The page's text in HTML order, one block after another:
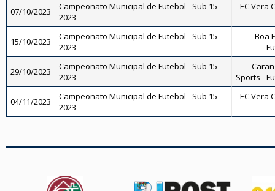
07/10/2023
Campeonato Municipal de Futebol - Sub 15 -
2023
EC Vera
15/10/2023
Campeonato Municipal de Futebol - Sub 15 -
2023
Boa
29/10/2023
Campeonato Municipal de Futebol - Sub 15 -
2023
Sports -
04/11/2023
Campeonato Municipal de Futebol - Sub 15 -
2023
EC Vera